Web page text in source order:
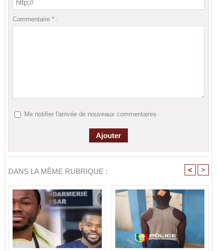
Commentaire * :
Me notifier l'arrivée de nouveaux commentaires
DANS LA MÊME RUBRIQUE : < >